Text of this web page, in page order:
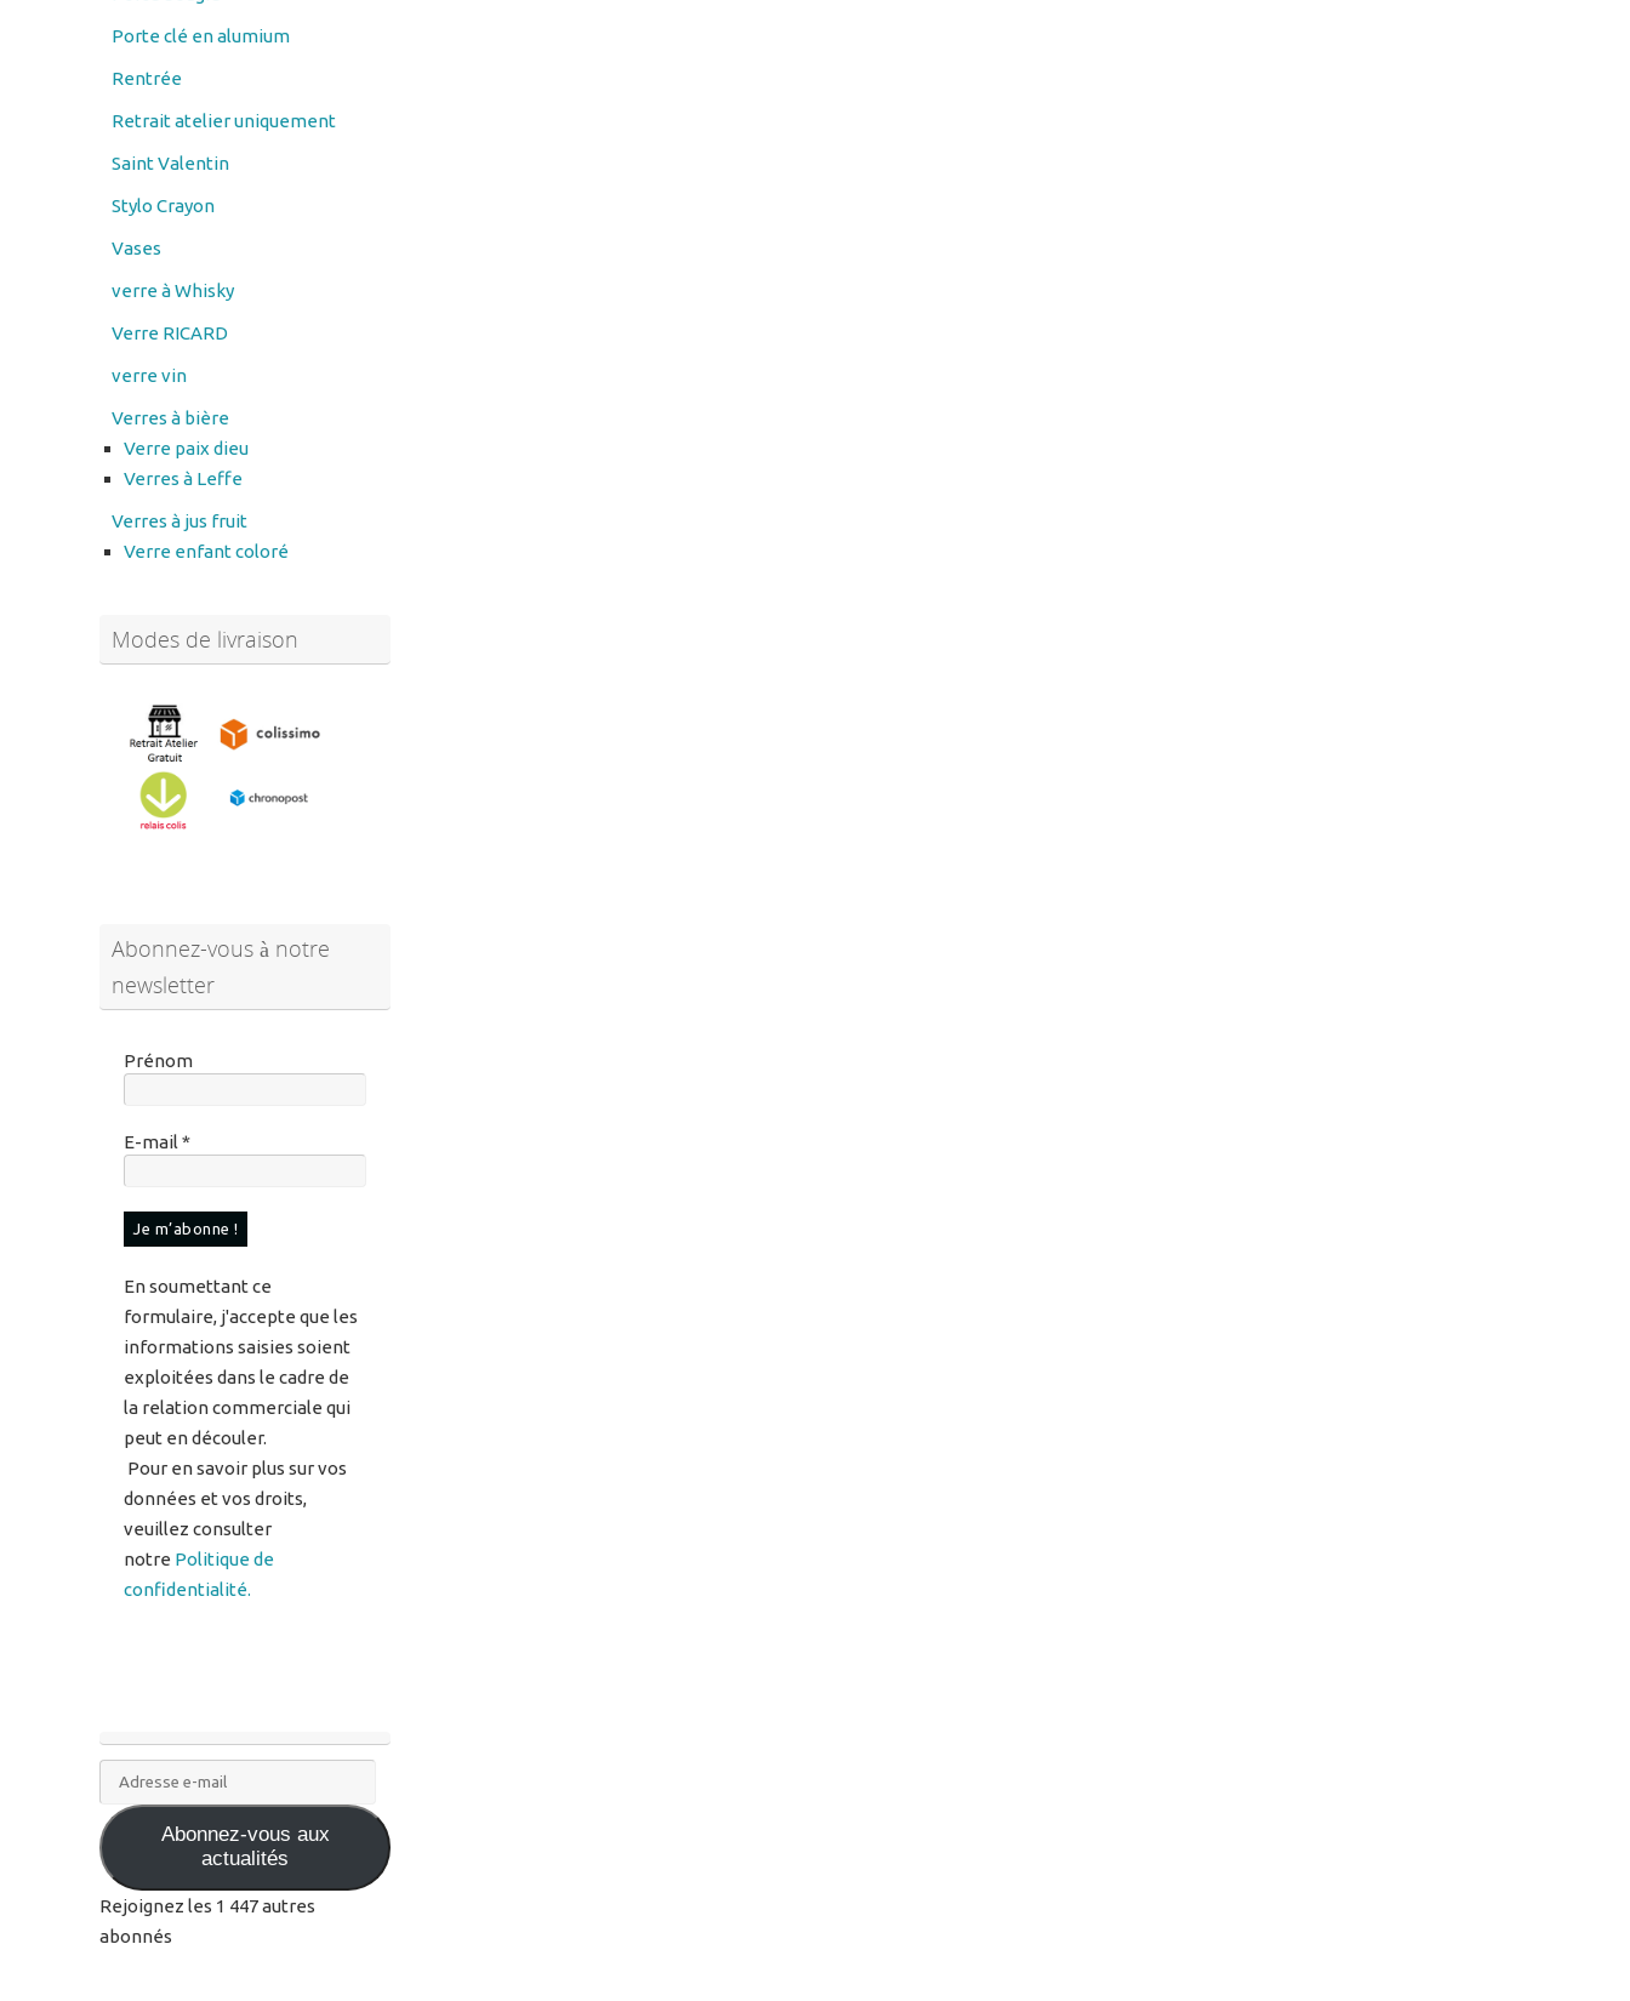
Porte clé en alumium
Rentrée
Retrait atelier uniquement
Saint Valentin
Stylo Crayon
Vases
verre à Whisky
Verre RICARD
verre vin
Verres à bière
Verre paix dieu
Verres à Leffe
Verres à jus fruit
Verre enfant coloré
Modes de livraison
Abonnez-vous à notre
newsletter
Prénom
E-mail *
En soumettant ce
formulaire, j'accepte que les
informations saisies soient
exploitées dans le cadre de
la relation commerciale qui
peut en découler.
Pour en savoir plus sur vos
données et vos droits,
veuillez consulter
notre Politique de
confidentialité.
Adresse
e-
mail
Abonnez-vous aux
actualités
Rejoignez les 1 447 autres
abonnés